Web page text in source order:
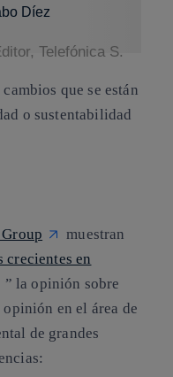
Díez
Telefónica S.
que se están
o sustentabilidad
muestran
crecientes en
” la opinión sobre
en el área de
de grandes